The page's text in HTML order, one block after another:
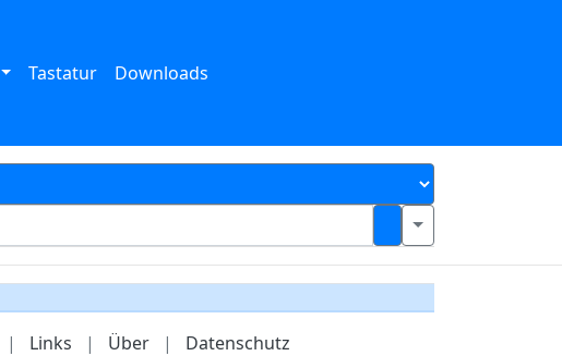
Tastatur Downloads
| Links | Über | Datenschutz